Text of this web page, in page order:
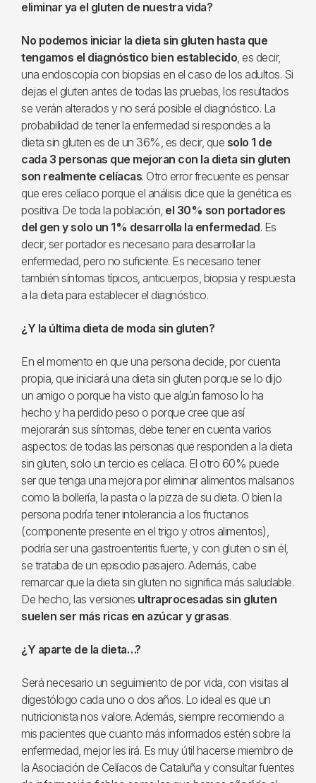
eliminar ya el gluten de nuestra vida?
No podemos iniciar la dieta sin gluten hasta que
tengamos el diagnóstico bien establecido, es decir,
una endoscopia con biopsias en el caso de los adultos. Si
dejas el gluten antes de todas las pruebas, los resultados
se verán alterados y no será posible el diagnóstico. La
probabilidad de tener la enfermedad si respondes a la
dieta sin gluten es de un 36%, es decir, que solo 1 de
cada 3 personas que mejoran con la dieta sin gluten
son realmente celíacas. Otro error frecuente es pensar
que eres celíaco porque el análisis dice que la genética es
positiva. De toda la población, el 30% son portadores
del gen y solo un 1% desarrolla la enfermedad. Es
decir, ser portador es necesario para desarrollar la
enfermedad, pero no suficiente. Es necesario tener
también síntomas típicos, anticuerpos, biopsia y respuesta
a la dieta para establecer el diagnóstico.
¿Y la última dieta de moda sin gluten?
En el momento en que una persona decide, por cuenta
propia, que iniciará una dieta sin gluten porque se lo dijo
un amigo o porque ha visto que algún famoso lo ha
hecho y ha perdido peso o porque cree que así
mejorarán sus síntomas, debe tener en cuenta varios
aspectos: de todas las personas que responden a la dieta
sin gluten, solo un tercio es celíaca. El otro 60% puede
ser que tenga una mejora por eliminar alimentos malsanos
como la bollería, la pasta o la pizza de su dieta. O bien la
persona podría tener intolerancia a los fructanos
(componente presente en el trigo y otros alimentos),
podría ser una gastroenteritis fuerte, y con gluten o sin él,
se trataba de un episodio pasajero. Además, cabe
remarcar que la dieta sin gluten no significa más saludable.
De hecho, las versiones ultraprocesadas sin gluten
suelen ser más ricas en azúcar y grasas.
¿Y aparte de la dieta…?
Será necesario un seguimiento de por vida, con visitas al
digestólogo cada uno o dos años. Lo ideal es que un
nutricionista nos valore. Además, siempre recomiendo a
mis pacientes que cuanto más informados estén sobre la
enfermedad, mejor les irá. Es muy útil hacerse miembro de
la Asociación de Celíacos de Cataluña y consultar fuentes